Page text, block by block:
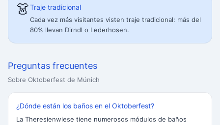
👗Traje tradicional
Cada vez más visitantes visten traje tradicional: más del
80% llevan Dirndl o Lederhosen.
Preguntas frecuentes
Sobre Oktoberfest de Múnich
¿Dónde están los baños en el Oktoberfest?
La Theresienwiese tiene numerosos módulos de baños